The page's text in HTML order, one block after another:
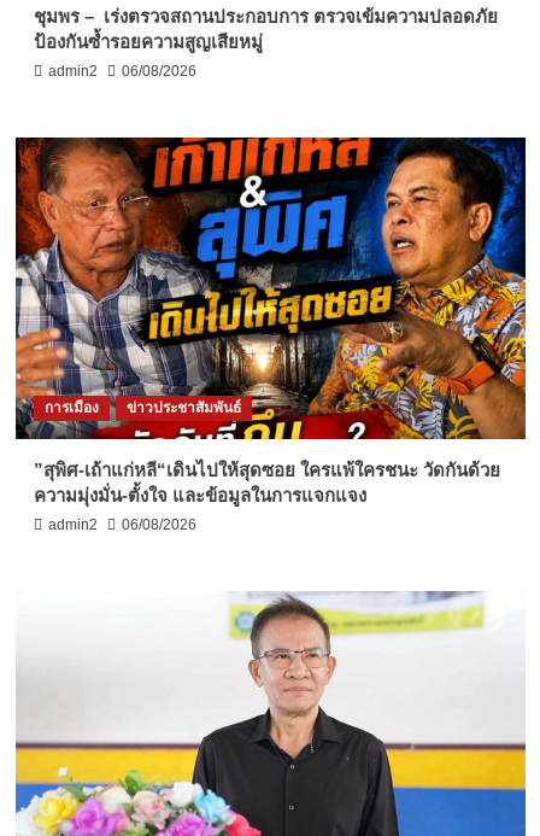
ชุมพร – เร่งตรวจสถานประกอบการ ตรวจเข้มความปลอดภัย
ป้องกันซ้ำรอยความสูญเสียหมู่
admin2 06/08/2026
การเมือง ข่าวประชาสัมพันธ์
”สุพิศ-เถ้าแก่หลี“เดินไปให้สุดซอย ใครแพ้ใครชนะ วัดกันด้วย
ความมุ่งมั่น-ตั้งใจ และข้อมูลในการแจกแจง
admin2 06/08/2026